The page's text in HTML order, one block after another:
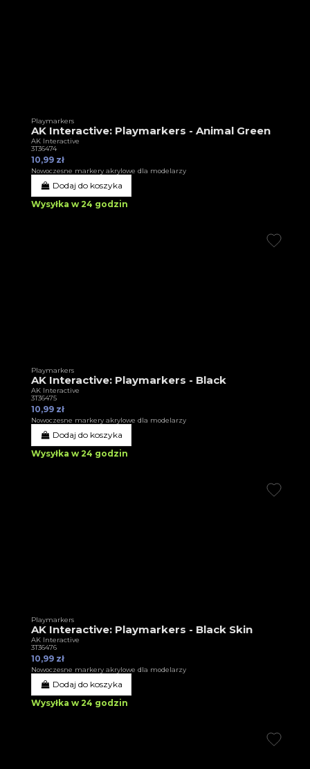
Playmarkers
AK Interactive: Playmarkers - Animal Green
AK Interactive
3T36474
10,99 zł
Nowoczesne markery akrylowe dla modelarzy
Dodaj do koszyka
Wysyłka w 24 godzin
Playmarkers
AK Interactive: Playmarkers - Black
AK Interactive
3T36475
10,99 zł
Nowoczesne markery akrylowe dla modelarzy
Dodaj do koszyka
Wysyłka w 24 godzin
Playmarkers
AK Interactive: Playmarkers - Black Skin
AK Interactive
3T36476
10,99 zł
Nowoczesne markery akrylowe dla modelarzy
Dodaj do koszyka
Wysyłka w 24 godzin